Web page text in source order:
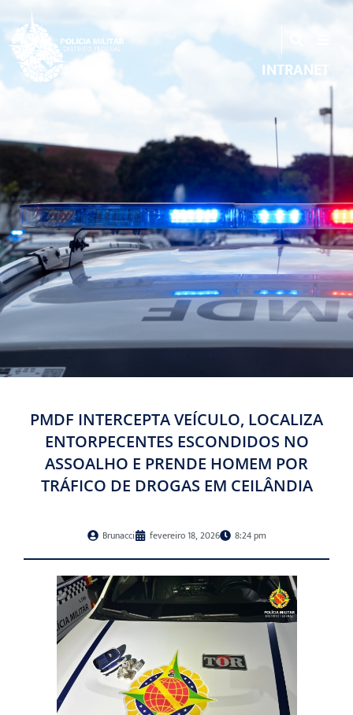
INTRANET
PMDF INTERCEPTA VEÍCULO, LOCALIZA
ENTORPECENTES ESCONDIDOS NO
ASSOALHO E PRENDE HOMEM POR
TRÁFICO DE DROGAS EM CEILÂNDIA
Brunacci fevereiro 18, 2026 8:24 pm